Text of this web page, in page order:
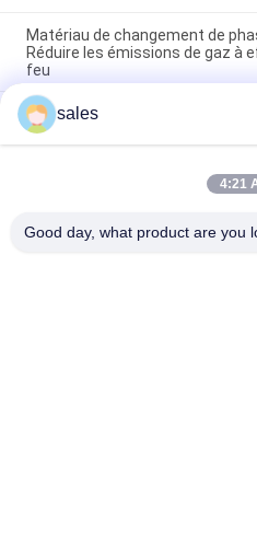
Matériau de changement de
Réduire les émissions de gaz à
feu
Les couvertures de bâtiment de
phase réduisent la température
consommation d'énergie
Matériaux de construction de
sales
4:21
Good day, what product are you